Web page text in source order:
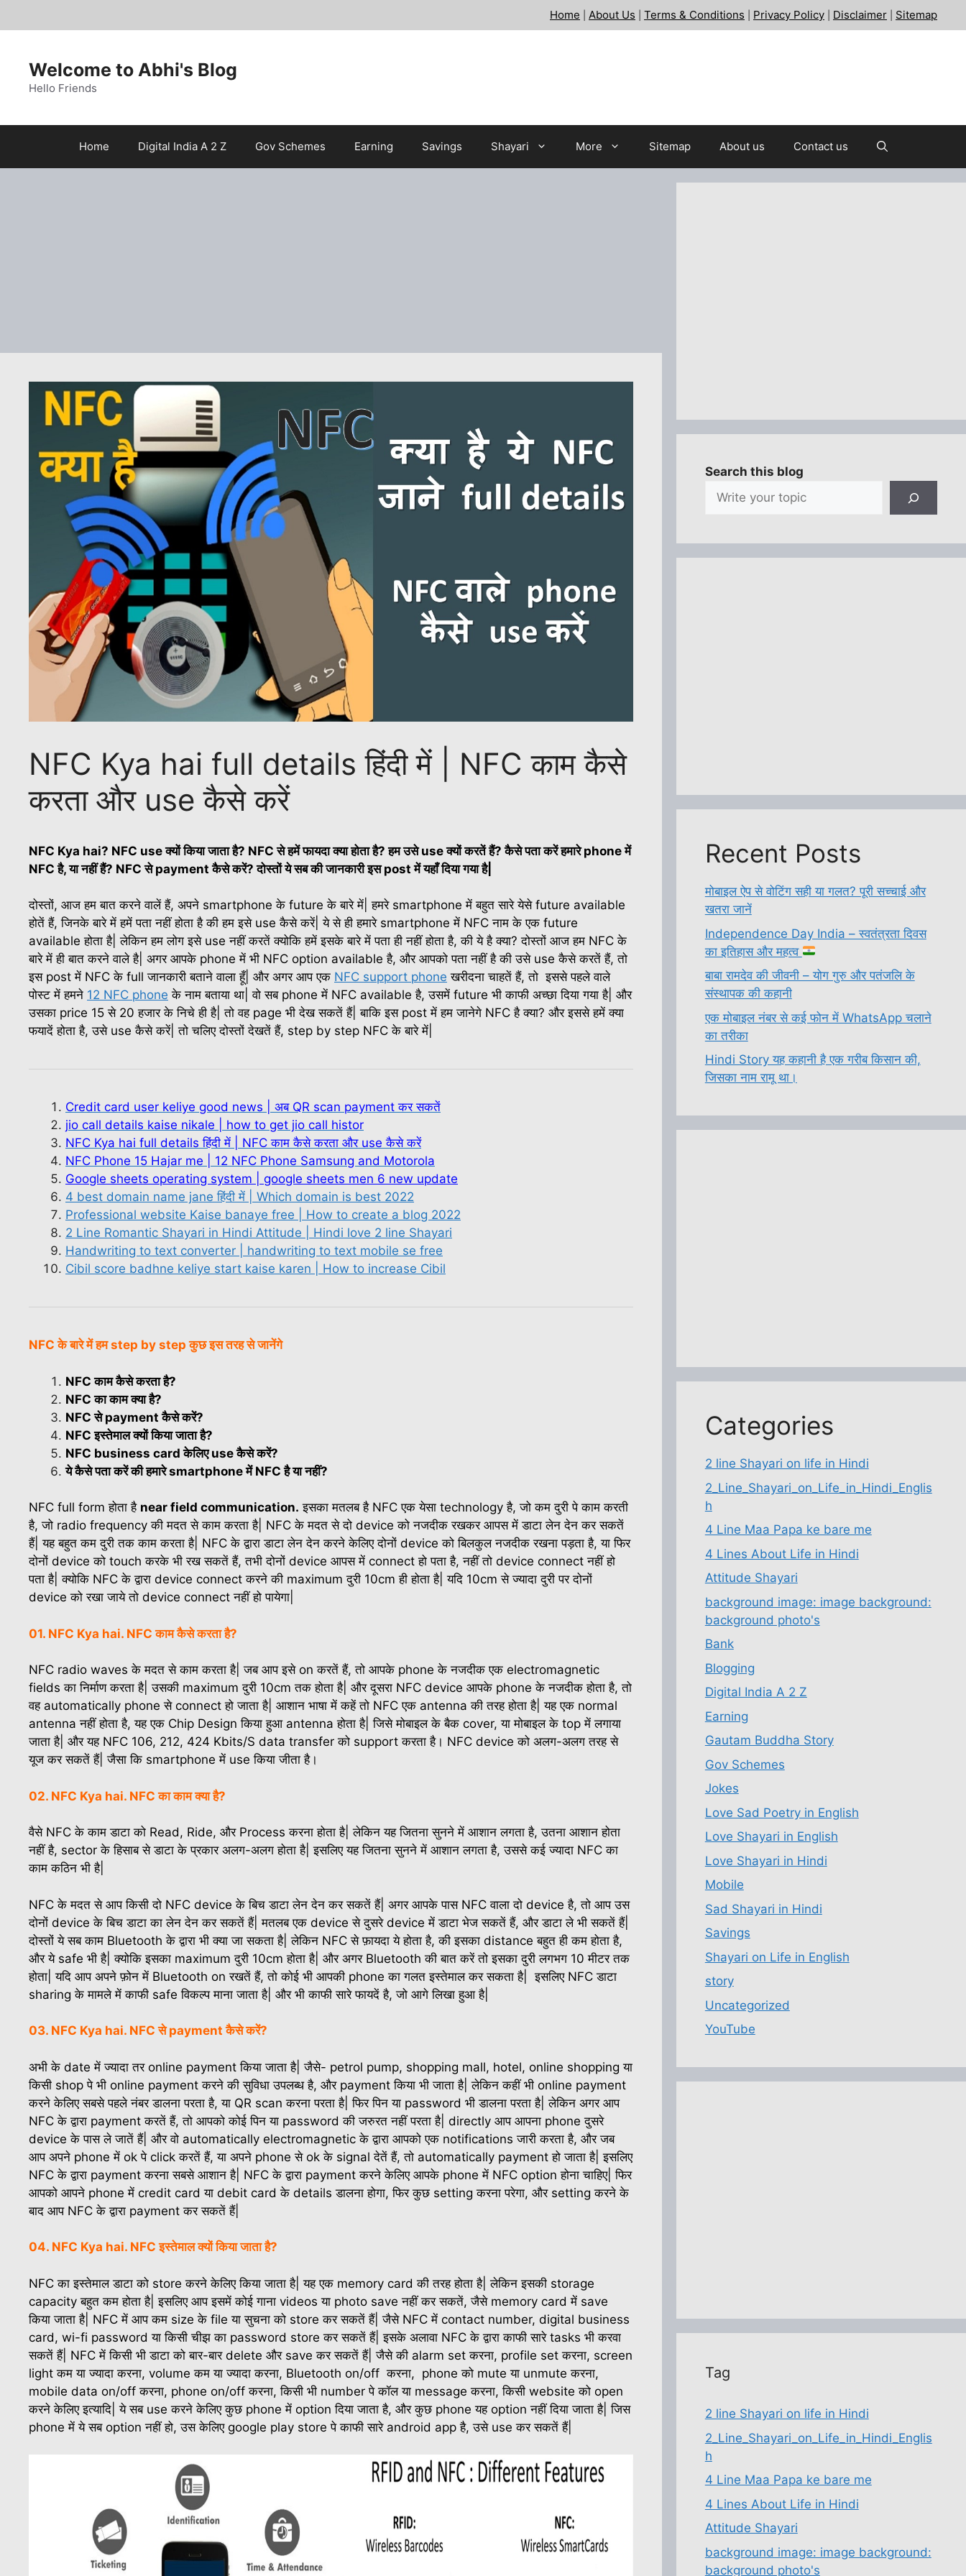
Home About Us Terms & Conditions Privacy Policy Disclaimer Sitemap
Welcome to Abhi's Blog
Hello Friends
Home Digital India A 2 Z Gov Schemes Earning Savings Shayari More Sitemap About us Contact us
NFC Kya hai full details हिंदी में | NFC काम कैसे
करता और use कैसे करें
NFC Kya hai? NFC use क्यों किया जाता है? NFC से हमें फायदा क्या होता है? हम उसे use क्यों करतें हैं? कैसे पता करें हमारे phone में
NFC है, या नहीं हैं? NFC से payment कैसे करें? दोस्तों ये सब की जानकारी इस post में यहाँ दिया गया है|
दोस्तों, आज हम बात करने वालें हैं, अपने smartphone के future के बारे में| हमरे smartphone में बहुत सारे येसे future available
होतें हैं, जिनके बारे में हमें पता नहीं होता है की हम इसे use कैसे करें| ये से ही हमारे smartphone में NFC नाम के एक future
available होता है| लेकिन हम लोग इसे use नहीं करतें क्योकि हमें इसके बारे में पता ही नहीं होता है, की ये है क्या? दोस्तों आज हम NFC के
बारे में ही बात करने वाले है| अगर आपके phone में भी NFC option available है, और आपको पता नहीं है की उसे use कैसे करतें हैं, तो
इस post में NFC के full जानकारी बताने वाला हूँ| और अगर आप एक NFC support phone खरीदना चाहतें हैं, तो इससे पहले वाले
पोस्ट में हमने 12 NFC phone के नाम बताया था| वो सब phone में NFC available है, उसमें future भी काफी अच्छा दिया गया है| और
उसका price 15 से 20 हजार के निचे ही है| तो वह page भी देख सकतें हैं| बाकि इस post में हम जानेगे NFC है क्या? और इससे हमें क्या
फयादें होता है, उसे use कैसे करें| तो चलिए दोस्तों देखतें हैं, step by step NFC के बारे में|
Credit card user keliye good news | अब QR scan payment कर सकतें
jio call details kaise nikale | how to get jio call histor
NFC Kya hai full details हिंदी में | NFC काम कैसे करता और use कैसे करें
NFC Phone 15 Hajar me | 12 NFC Phone Samsung and Motorola
Google sheets operating system | google sheets men 6 new update
4 best domain name jane हिंदी में | Which domain is best 2022
Professional website Kaise banaye free | How to create a blog 2022
2 Line Romantic Shayari in Hindi Attitude | Hindi love 2 line Shayari
Handwriting to text converter | handwriting to text mobile se free
Cibil score badhne keliye start kaise karen | How to increase Cibil
NFC के बारे में हम step by step कुछ इस तरह से जानेंगे
NFC काम कैसे करता है?
NFC का काम क्या है?
NFC से payment कैसे करें?
NFC इस्तेमाल क्यों किया जाता है?
NFC business card केलिए use कैसे करें?
ये कैसे पता करें की हमारे smartphone में NFC है या नहीं?
NFC full form होता है near field communication. इसका मतलब है NFC एक येसा technology है, जो कम दुरी पे काम करती
है, जो radio frequency की मदत से काम करता है| NFC के मदत से दो device को नजदीक रखकर आपस में डाटा लेन देन कर सकतें
हैं| यह बहुत कम दुरी तक काम करता है| NFC के द्वारा डाटा लेन देन करने केलिए दोनों device को बिलकुल नजदीक रखना पड़ता है, या फिर
दोनों device को touch करके भी रख सकतें हैं, तभी दोनों device आपस में connect हो पता है, नहीं तो device connect नहीं हो
पता है| क्योकि NFC के द्वारा device connect करने की maximum दुरी 10cm ही होता है| यदि 10cm से ज्यादा दुरी पर दोनों
device को रखा जाये तो device connect नहीं हो पायेगा|
01. NFC Kya hai. NFC काम कैसे करता है?
NFC radio waves के मदत से काम करता है| जब आप इसे on करतें हैं, तो आपके phone के नजदीक एक electromagnetic
fields का निर्माण करता है| उसकी maximum दुरी 10cm तक होता है| और दूसरा NFC device आपके phone के नजदीक होता है, तो
वह automatically phone से connect हो जाता है| आशान भाषा में कहें तो NFC एक antenna की तरह होता है| यह एक normal
antenna नहीं होता है, यह एक Chip Design किया हुआ antenna होता है| जिसे मोबाइल के बैक cover, या मोबाइल के top में लगाया
जाता है| और यह NFC 106, 212, 424 Kbits/S data transfer को support करता है। NFC device को अलग-अलग तरह से
यूज कर सकतें हैं| जैसा कि smartphone में use किया जीता है।
02. NFC Kya hai. NFC का काम क्या है?
वैसे NFC के काम डाटा को Read, Ride, और Process करना होता है| लेकिन यह जितना सुनने में आशान लगता है, उतना आशान होता
नहीं है, sector के हिसाब से डाटा के प्रकार अलग-अलग होता है| इसलिए यह जितना सुनने में आशान लगता है, उससे कई ज्यादा NFC का
काम कठिन भी है|
NFC के मदत से आप किसी दो NFC device के बिच डाटा लेन देन कर सकतें हैं| अगर आपके पास NFC वाला दो device है, तो आप उस
दोनों device के बिच डाटा का लेन देन कर सकतें हैं| मतलब एक device से दुसरे device में डाटा भेज सकतें हैं, और डाटा ले भी सकतें हैं|
दोस्तों ये सब काम Bluetooth के द्वारा भी क्या जा सकता है| लेकिन NFC से फ़ायदा ये होता है, की इसका distance बहुत ही कम होता है,
और ये safe भी है| क्योकि इसका maximum दुरी 10cm होता है| और अगर Bluetooth की बात करें तो इसका दुरी लगभग 10 मीटर तक
होता| यदि आप अपने फ़ोन में Bluetooth on रखतें हैं, तो कोई भी आपकी phone का गलत इस्तेमाल कर सकता है| इसलिए NFC डाटा
sharing के मामले में काफी safe विकल्प माना जाता है| और भी काफी सारे फायदें है, जो आगे लिखा हुआ है|
03. NFC Kya hai. NFC से payment कैसे करें?
अभी के date में ज्यादा तर online payment किया जाता है| जैसे- petrol pump, shopping mall, hotel, online shopping या
किसी shop पे भी online payment करने की सुविधा उपलब्ध है, और payment किया भी जाता है| लेकिन कहीं भी online payment
करने केलिए सबसे पहले नंबर डालना परता है, या QR scan करना परता है| फिर पिन या password भी डालना परता है| लेकिन अगर आप
NFC के द्वारा payment करतें हैं, तो आपको कोई पिन या password की जरुरत नहीं परता है| directly आप आपना phone दुसरे
device के पास ले जातें हैं| और वो automatically electromagnetic के द्वारा आपको एक notifications जारी करता है, और जब
आप अपने phone में ok पे click करतें हैं, या अपने phone से ok के signal देतें हैं, तो automatically payment हो जाता है| इसलिए
NFC के द्वारा payment करना सबसे आशान है| NFC के द्वारा payment करने केलिए आपके phone में NFC option होना चाहिए| फिर
आपको आपने phone में credit card या debit card के details डालना होगा, फिर कुछ setting करना परेगा, और setting करने के
बाद आप NFC के द्वारा payment कर सकतें हैं|
04. NFC Kya hai. NFC इस्तेमाल क्यों किया जाता है?
NFC का इस्तेमाल डाटा को store करने केलिए किया जाता है| यह एक memory card की तरह होता है| लेकिन इसकी storage
capacity बहुत कम होता है| इसलिए आप इसमें कोई गाना videos या photo save नहीं कर सकतें, जैसे memory card में save
किया जाता है| NFC में आप कम size के file या सुचना को store कर सकतें हैं| जैसे NFC में contact number, digital business
card, wi-fi password या किसी चीझ का password store कर सकतें हैं| इसके अलावा NFC के द्वारा काफी सारे tasks भी करवा
सकतें हैं| NFC में किसी भी डाटा को बार-बार delete और save कर सकतें हैं| जैसे की alarm set करना, profile set करना, screen
light कम या ज्यादा करना, volume कम या ज्यादा करना, Bluetooth on/off करना, phone को mute या unmute करना,
mobile data on/off करना, phone on/off करना, किसी भी number पे कॉल या message करना, किसी website को open
करने केलिए इत्यादि| ये सब use करने केलिए कुछ phone में option दिया जाता है, और कुछ phone यह option नहीं दिया जाता है| जिस
phone में ये सब option नहीं हो, उस केलिए google play store पे काफी सारे android app है, उसे use कर सकतें हैं|
Search this blog
Recent Posts
मोबाइल ऐप से वोटिंग सही या गलत? पूरी सच्चाई और
खतरा जानें
Independence Day India – स्वतंत्रता दिवस
का इतिहास और महत्व
बाबा रामदेव की जीवनी – योग गुरु और पतंजलि के
संस्थापक की कहानी
एक मोबाइल नंबर से कई फोन में WhatsApp चलाने
का तरीका
Hindi Story यह कहानी है एक गरीब किसान की,
जिसका नाम रामू था।
Categories
2 line Shayari on life in Hindi
2_Line_Shayari_on_Life_in_Hindi_Englis
h
4 Line Maa Papa ke bare me
4 Lines About Life in Hindi
Attitude Shayari
background image: image background:
background photo's
Bank
Blogging
Digital India A 2 Z
Earning
Gautam Buddha Story
Gov Schemes
Jokes
Love Sad Poetry in English
Love Shayari in English
Love Shayari in Hindi
Mobile
Sad Shayari in Hindi
Savings
Shayari on Life in English
story
Uncategorized
YouTube
Tag
2 line Shayari on life in Hindi
2_Line_Shayari_on_Life_in_Hindi_Englis
h
4 Line Maa Papa ke bare me
4 Lines About Life in Hindi
Attitude Shayari
background image: image background:
background photo's